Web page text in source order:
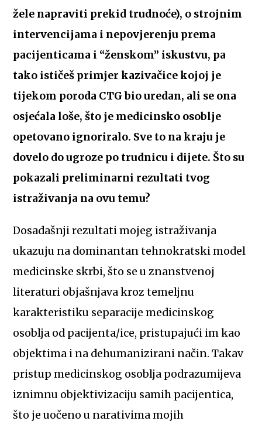
žele napraviti prekid trudnoće), o strojnim
intervencijama i nepovjerenju prema
pacijenticama i “ženskom” iskustvu, pa
tako ističeš primjer kazivačice kojoj je
tijekom poroda CTG bio uredan, ali se ona
osjećala loše, što je medicinsko osoblje
opetovano ignoriralo. Sve to na kraju je
dovelo do ugroze po trudnicu i dijete. Što su
pokazali preliminarni rezultati tvog
istraživanja na ovu temu?
Dosadašnji rezultati mojeg istraživanja
ukazuju na dominantan tehnokratski model
medicinske skrbi, što se u znanstvenoj
literaturi objašnjava kroz temeljnu
karakteristiku separacije medicinskog
osoblja od pacijenta/ice, pristupajući im kao
objektima i na dehumanizirani način. Takav
pristup medicinskog osoblja podrazumijeva
iznimnu objektivizaciju samih pacijentica,
što je uočeno u narativima mojih